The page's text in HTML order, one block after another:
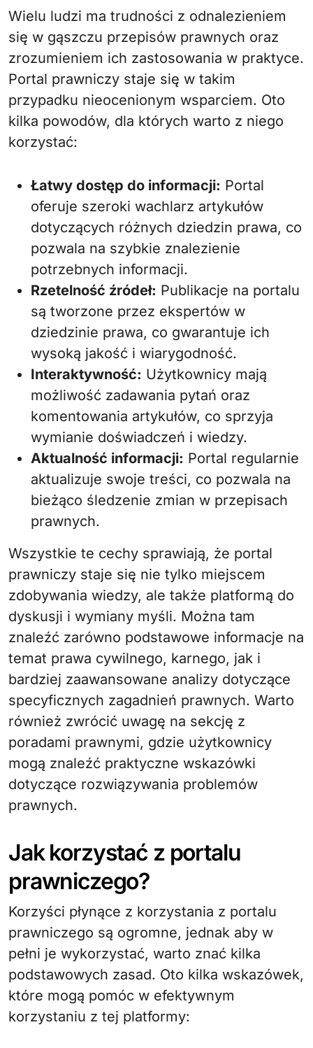
Wielu ludzi ma trudności z odnalezieniem
się w gąszczu przepisów prawnych oraz
zrozumieniem ich zastosowania w praktyce.
Portal prawniczy staje się w takim
przypadku nieocenionym wsparciem. Oto
kilka powodów, dla których warto z niego
korzystać:
Łatwy dostęp do informacji: Portal
oferuje szeroki wachlarz artykułów
dotyczących różnych dziedzin prawa, co
pozwala na szybkie znalezienie
potrzebnych informacji.
Rzetelność źródeł: Publikacje na portalu
są tworzone przez ekspertów w
dziedzinie prawa, co gwarantuje ich
wysoką jakość i wiarygodność.
Interaktywność: Użytkownicy mają
możliwość zadawania pytań oraz
komentowania artykułów, co sprzyja
wymianie doświadczeń i wiedzy.
Aktualność informacji: Portal regularnie
aktualizuje swoje treści, co pozwala na
bieżąco śledzenie zmian w przepisach
prawnych.
Wszystkie te cechy sprawiają, że portal
prawniczy staje się nie tylko miejscem
zdobywania wiedzy, ale także platformą do
dyskusji i wymiany myśli. Można tam
znaleźć zarówno podstawowe informacje na
temat prawa cywilnego, karnego, jak i
bardziej zaawansowane analizy dotyczące
specyficznych zagadnień prawnych. Warto
również zwrócić uwagę na sekcję z
poradami prawnymi, gdzie użytkownicy
mogą znaleźć praktyczne wskazówki
dotyczące rozwiązywania problemów
prawnych.
Jak korzystać z portalu
prawniczego?
Korzyści płynące z korzystania z portalu
prawniczego są ogromne, jednak aby w
pełni je wykorzystać, warto znać kilka
podstawowych zasad. Oto kilka wskazówek,
które mogą pomóc w efektywnym
korzystaniu z tej platformy: